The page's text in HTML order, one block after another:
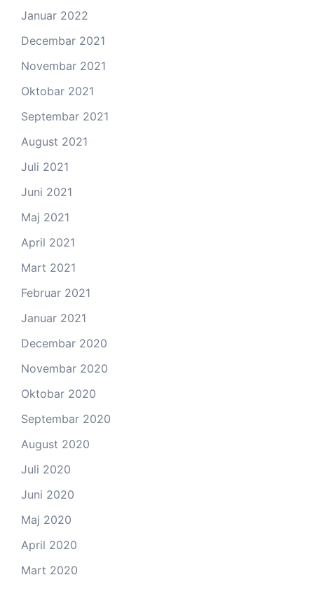
Januar 2022
Decembar 2021
Novembar 2021
Oktobar 2021
Septembar 2021
August 2021
Juli 2021
Juni 2021
Maj 2021
April 2021
Mart 2021
Februar 2021
Januar 2021
Decembar 2020
Novembar 2020
Oktobar 2020
Septembar 2020
August 2020
Juli 2020
Juni 2020
Maj 2020
April 2020
Mart 2020